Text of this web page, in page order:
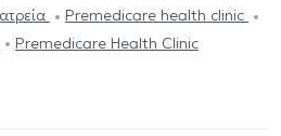
Premedicare health clinic
Premedicare Health Clinic